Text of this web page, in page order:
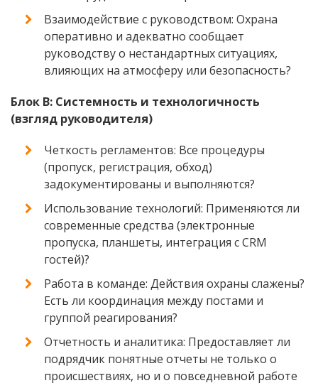
Взаимодействие с руководством: Охрана
оперативно и адекватно сообщает
руководству о нестандартных ситуациях,
влияющих на атмосферу или безопасность?
Блок В: Системность и технологичность
(взгляд руководителя)
Четкость регламентов: Все процедуры
(пропуск, регистрация, обход)
задокументированы и выполняются?
Использование технологий: Применяются ли
современные средства (электронные
пропуска, планшеты, интеграция с CRM
гостей)?
Работа в команде: Действия охраны слажены?
Есть ли координация между постами и
группой реагирования?
Отчетность и аналитика: Предоставляет ли
подрядчик понятные отчеты не только о
происшествиях, но и о повседневной работе